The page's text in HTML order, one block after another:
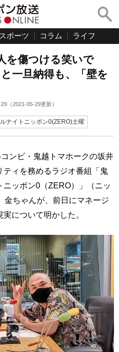
スポーツ コラム ライフ
を傷つける笑いで
一旦納得も、「壁を
29 （2021-05-29更新）
ナイトニッポン0(ZERO)土曜
ンビ・鬼越トマホークの坂井
ティを務めるラジオ番組「鬼
ッポン0（ZERO）」（ニッ
金ちゃんが、前日にマネージ
について明かした。